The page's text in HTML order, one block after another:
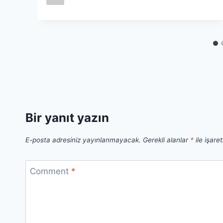
Bir yanıt yazın
E-posta adresiniz yayınlanmayacak. Gerekli alanlar * ile
Comment *